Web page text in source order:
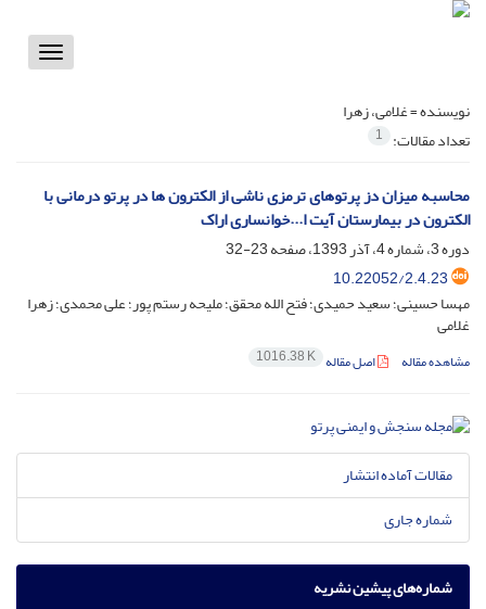
Toggle
نویسنده =غلامی، زهرا
تعداد مقالات: 1
محاسبه میزان دز پرتوهای ترمزی ناشی از الکترون ها در پرتو درمانی با
الکترون در بیمارستان آیت ا...خوانساری اراک
دوره 3، شماره 4، آذر 1393، صفحه
23-32
10.22052/2.4.23
مهسا حسینی؛ سعید حمیدی؛ فتح الله محقق؛ ملیحه رستم پور؛ علی محمدی؛ زهرا
غلامی
مشاهده مقاله اصل مقاله 1016.38 K
مقالات آماده انتشار
شماره جاری
شماره‌های پیشین نشریه